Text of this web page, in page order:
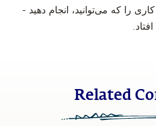
را که می‌توانید، انجام دهید -
Related